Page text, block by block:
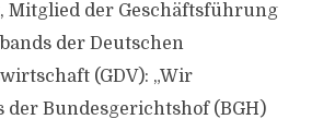
Mitglied der Geschäftsführung
der Deutschen
(GDV): „Wir
der Bundesgerichtshof (BGH)